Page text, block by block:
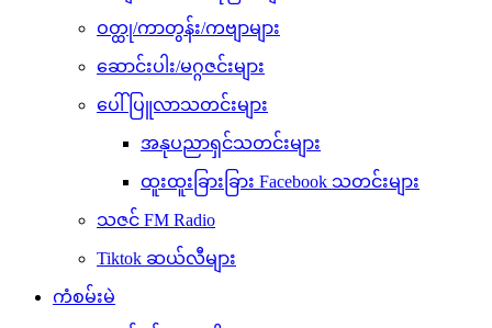
ဝတ္ထု/ကာတွန်း/ကဗျာများ
ဆောင်းပါး/မဂ္ဂဇင်းများ
ပေါ်ပြူလာသတင်းများ
အနုပညာရှင်သတင်းများ
ထူးထူးခြားခြား Facebook သတင်းများ
သဇင် FM Radio
Tiktok ဆယ်လီများ
ကံစမ်းမဲ